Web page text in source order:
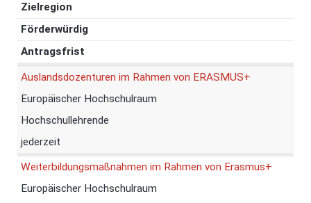
Zielregion
Förderwürdig
Antragsfrist
Auslandsdozenturen im Rahmen von ERASMUS+
Europäischer Hochschulraum
Hochschullehrende
jederzeit
Weiterbildungsmaßnahmen im Rahmen von Erasmus+
Europäischer Hochschulraum